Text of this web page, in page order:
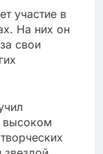
участие в
На них он
свои
высоком